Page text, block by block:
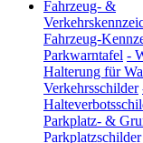
Fahrzeug- &
Fahrzeug-
Parkwarntafel -
Halterung für
Verkehrsschilder
Parkplatz- &
Parkplatzschilder